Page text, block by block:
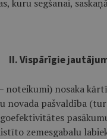
kuru segšanai,
II. Vispārīgie
noteikumi) nosaka
novada pašvaldība
zemesgabalu